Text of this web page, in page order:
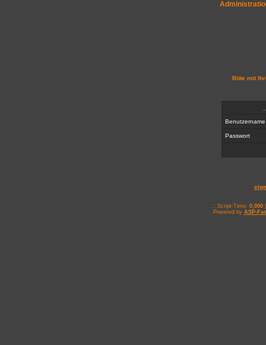
Bitte mit
Passwort
.: Script-Time: 0,000
Powered by ASP-